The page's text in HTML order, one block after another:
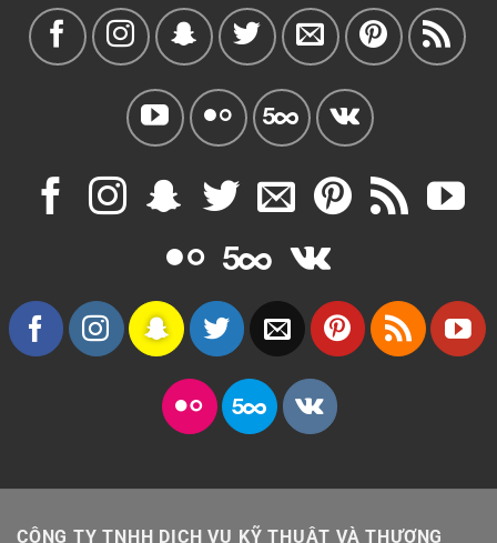
CÔNG TY TNHH DỊCH VỤ KỸ THUẬT VÀ THƯƠNG